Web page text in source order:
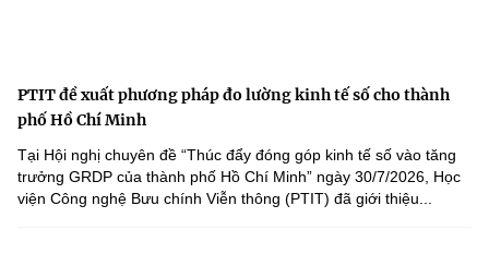
PTIT đề xuất phương pháp đo lường kinh tế số cho thành
phố Hồ Chí Minh
Tại Hội nghị chuyên đề “Thúc đẩy đóng góp kinh tế số vào tăng
trưởng GRDP của thành phố Hồ Chí Minh” ngày 30/7/2026, Học
viện Công nghệ Bưu chính Viễn thông (PTIT) đã giới thiệu...